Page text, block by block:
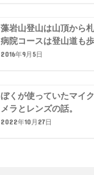
藻岩山登山は山頂から
病院コースは登山道も歩
2016年9月5日
ぼくが使っていたマイ
メラとレンズの話。
2022年10月27日